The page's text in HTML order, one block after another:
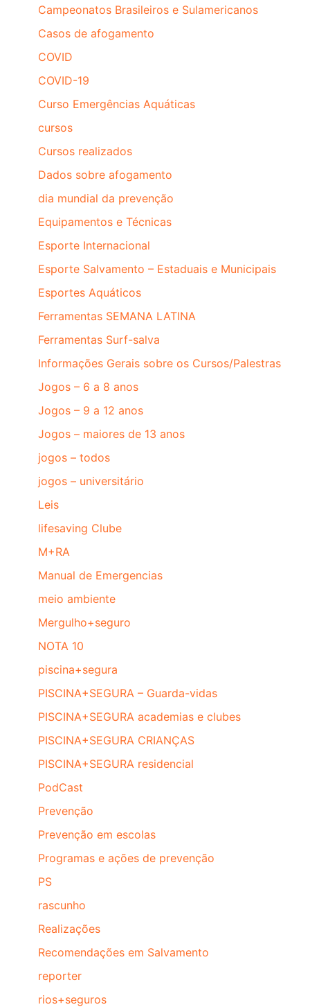
Campeonatos Brasileiros e Sulamericanos
Casos de afogamento
COVID
COVID-19
Curso Emergências Aquáticas
cursos
Cursos realizados
Dados sobre afogamento
dia mundial da prevenção
Equipamentos e Técnicas
Esporte Internacional
Esporte Salvamento – Estaduais e Municipais
Esportes Aquáticos
Ferramentas SEMANA LATINA
Ferramentas Surf-salva
Informações Gerais sobre os Cursos/Palestras
Jogos – 6 a 8 anos
Jogos – 9 a 12 anos
Jogos – maiores de 13 anos
jogos – todos
jogos – universitário
Leis
lifesaving Clube
M+RA
Manual de Emergencias
meio ambiente
Mergulho+seguro
NOTA 10
piscina+segura
PISCINA+SEGURA – Guarda-vidas
PISCINA+SEGURA academias e clubes
PISCINA+SEGURA CRIANÇAS
PISCINA+SEGURA residencial
PodCast
Prevenção
Prevenção em escolas
Programas e ações de prevenção
PS
rascunho
Realizações
Recomendações em Salvamento
reporter
rios+seguros